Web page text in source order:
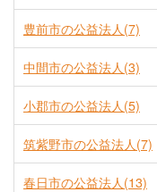
豊前市の公益法人(7)
中間市の公益法人(3)
小郡市の公益法人(5)
筑紫野市の公益法人(7)
春日市の公益法人(13)